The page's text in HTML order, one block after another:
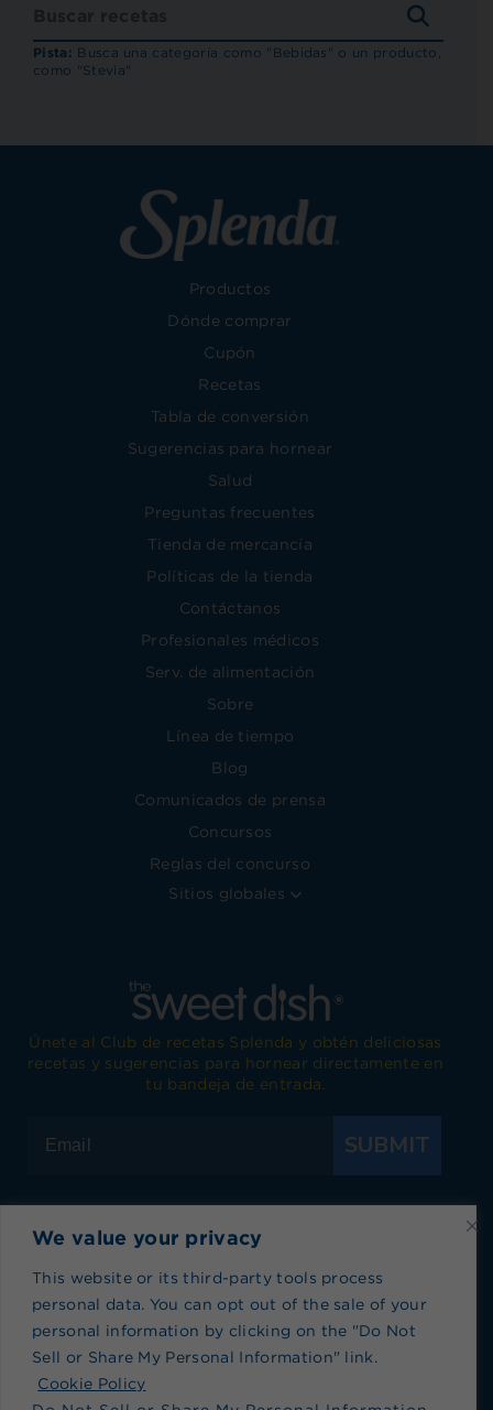
We value your privacy
This website or its third-party tools process
personal data. You can opt out of the sale of your
personal information by clicking on the "Do Not
Sell or Share My Personal Information" link.
Cookie Policy
Pista: Busca una categoría como "Bebidas" o un producto,
como "Stevia"
Productos
Dónde comprar
Cupón
Recetas
Tabla de conversión
Sugerencias para hornear
Salud
Preguntas frecuentes
Tienda de mercancía
Políticas de la tienda
Contáctanos
Profesionales médicos
Serv. de alimentación
Sobre
Línea de tiempo
Blog
Comunicados de prensa
Concursos
Reglas del concurso
Sitios globales
Únete al Club de recetas Splenda y obtén deliciosas
recetas y sugerencias para hornear directamente en
tu bandeja de entrada.
SUBMIT
Visita Splenda en Facebook
Visita Splenda en Instagram
Visita Splenda en Twitter
Política de privacidad| Términos de Uso|Política
de cookies
|Índice de recetas|
Blog index
No vender ni compartir mi información personal